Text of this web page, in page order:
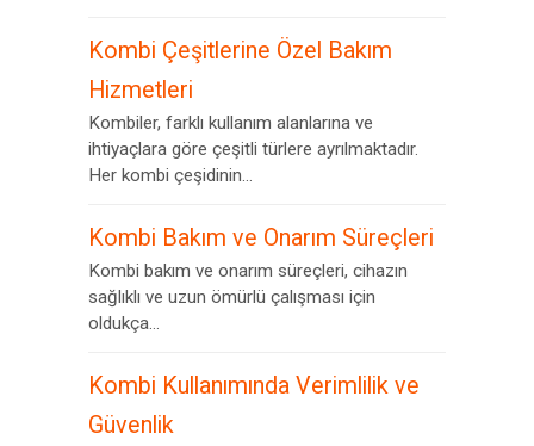
Kombi Çeşitlerine Özel Bakım
Hizmetleri
Kombiler, farklı kullanım alanlarına ve
ihtiyaçlara göre çeşitli türlere ayrılmaktadır.
Her kombi çeşidinin...
Kombi Bakım ve Onarım Süreçleri
Kombi bakım ve onarım süreçleri, cihazın
sağlıklı ve uzun ömürlü çalışması için
oldukça...
Kombi Kullanımında Verimlilik ve
Güvenlik